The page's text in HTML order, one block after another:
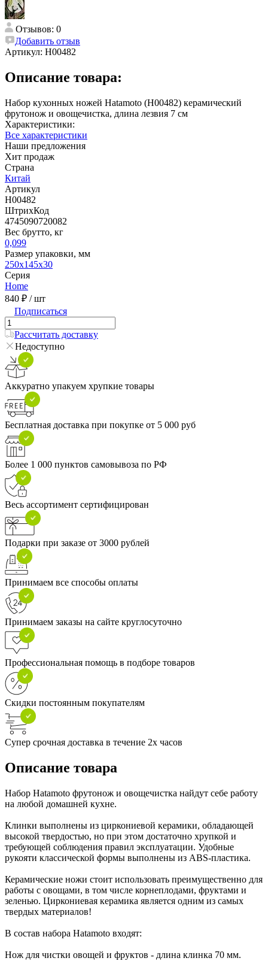
Отзывов: 0
Добавить отзыв
Артикул: H00482
Описание товара:
Набор кухонных ножей Hatamoto (H00482) керамический
фрутонож и овощечистка, длина лезвия 7 см
Характеристики:
Все характеристики
Наши предложения
Хит продаж
Страна
Китай
Артикул
H00482
ШтрихКод
4745090720082
Вес брутто, кг
0,099
Размер упаковки, мм
250x145x30
Серия
Home
840 ₽ / шт
Подписаться
Рассчитать доставку
Недоступно
Аккуратно упакуем хрупкие товары
Бесплатная доставка при покупке от 5 000 руб
Более 1 000 пунктов самовывоза по РФ
Весь ассортимент сертифицирован
Подарки при заказе от 3000 рублей
Принимаем все способы оплаты
Принимаем заказы на сайте круглосуточно
Профессиональная помощь в подборе товаров
Скидки постоянным покупателям
Супер срочная доставка в течение 2х часов
Описание товара
Набор Hatamoto фрутонож и овощечистка найдут себе работу
на любой домашней кухне.
Клинки выполнены из циркониевой керамики, обладающей
высокой твердостью, но при этом достаточно хрупкой и
требующей соблюдения правил эксплуатации. Удобные
рукояти классической формы выполнены из ABS-пластика.
Керамические ножи стоит использовать преимущественно для
работы с овощами, в том числе корнеплодами, фруктами и
зеленью. Циркониевая керамика является одним из самых
твердых материалов!
В состав набора Hatamoto входят:
Нож для чистки овощей и фруктов - длина клинка 70 мм.